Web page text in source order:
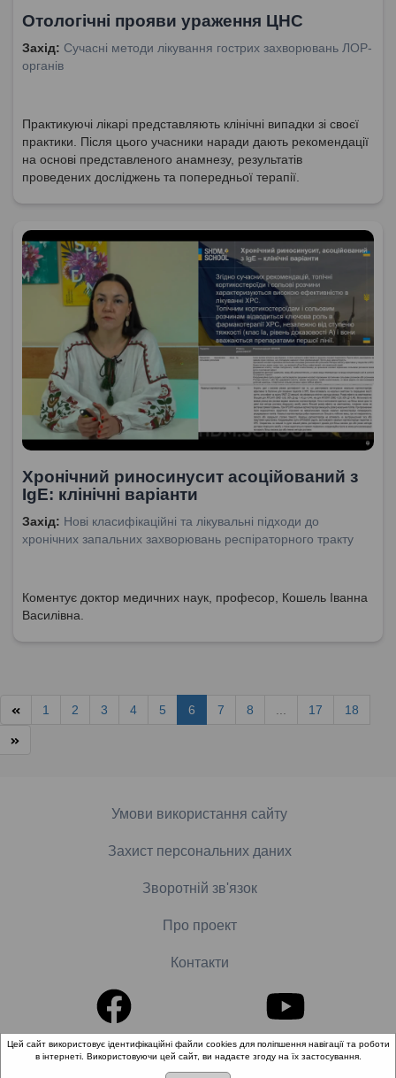
Отологічні прояви ураження ЦНС
Захід: Сучасні методи лікування гострих захворювань ЛОР-
органів
Практикуючі лікарі представляють клінічні випадки зі своєї
практики. Після цього учасники наради дають рекомендації
на основі представленого анамнезу, результатів
проведених досліджень та попередньої терапії.
Хронічний риносинусит асоційований з
IgE: клінічні варіанти
Захід: Нові класифікаційні та лікувальні підходи до
хронічних запальних захворювань респіраторного тракту
Коментує доктор медичних наук, професор, Кошель Іванна
Василівна.
1 2 3 4 5 6 7 8 ... 17 18
Умови використання сайту
Захист персональних даних
Зворотній зв'язок
Про проект
Контакти
© 2018-2026 «Школа доказової медицини». Всі права
Цей сайт використовує ідентифікаційні файли cookies для поліпшення навігації та роботи
в інтернеті. Використовуючи цей сайт, ви надаєте згоду на їх застосування.